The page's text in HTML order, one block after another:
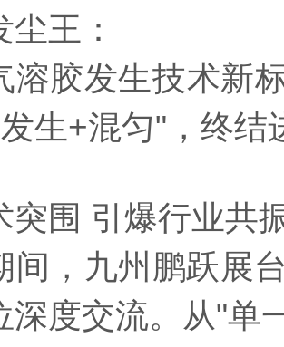
王：
溶胶发生技术新
生+混匀"，终结
突围 引爆行业共
间，九州鹏跃展
深度交流。从"单